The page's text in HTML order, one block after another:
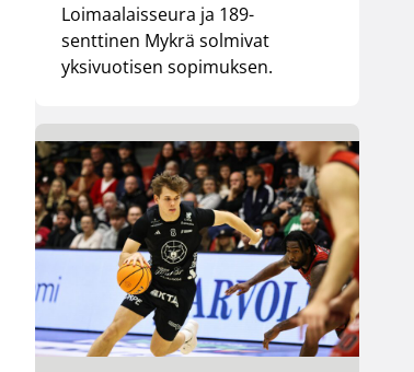
Loimaalaisseura ja 189-
senttinen Mykrä solmivat
yksivuotisen sopimuksen.